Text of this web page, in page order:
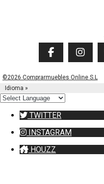
©2026 Comprarmuebles Online S.L
Idioma »
TWITTER
INSTAGRAM
HOUZZ